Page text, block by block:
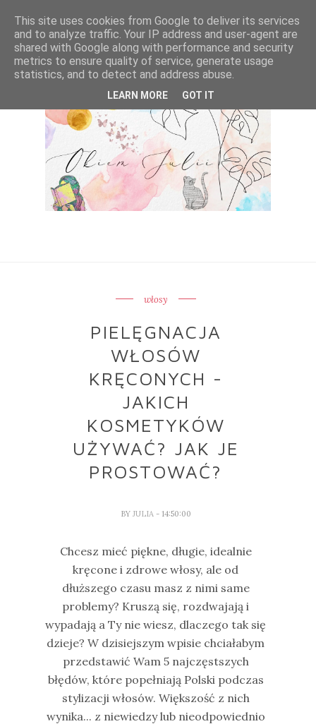
włosy
PIELĘGNACJA
WŁOSÓW
KRĘCONYCH -
JAKICH
KOSMETYKÓW
UŻYWAĆ? JAK JE
PROSTOWAĆ?
BY JULIA - 14:50:00
Chcesz mieć piękne, długie, idealnie
kręcone i zdrowe włosy, ale od
dłuższego czasu masz z nimi same
problemy? Kruszą się, rozdwajają i
wypadają a Ty nie wiesz, dlaczego tak się
dzieje? W dzisiejszym wpisie chciałabym
przedstawić Wam 5 najczęstszych
błędów, które popełniają Polski podczas
stylizacji włosów. Większość z nich
wynika... z niewiedzy lub nieodpowiednio
This site uses cookies from Google to deliver its services
and to analyze traffic. Your IP address and user-agent are
shared with Google along with performance and security
metrics to ensure quality of service, generate usage
statistics, and to detect and address abuse.
LEARN MORE GOT IT